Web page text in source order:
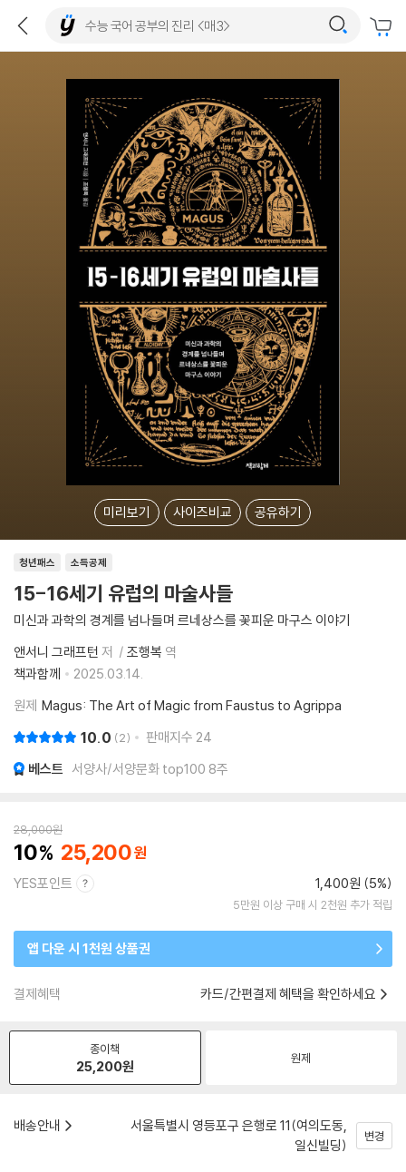
미리보기 사이즈비교 공유하기
소득공제
청년패스
15-16세기 유럽의 마술사들
미신과 과학의 경계를 넘나들며 르네상스를 꽃피운 마구스 이야기
앤서니 그래프턴 저 조행복 역
책과함께
2025.03.14.
원제 Magus: The Art of Magic from Faustus to Agrippa
10.0 2 판매지수 24
베스트 서양사/서양문화 top100 8주
28,000원
10 25,200
YES포인트 1,400원 (5%)
5만원 이상 구매 시 2천원 추가 적립
앱 다운 시 1천원 상품권
결제혜택 카드/간편결제 혜택을 확인하세요
종이책
25,200원 원제
배송안내
서울특별시 영등포구 은행로 11(여의도동,
일신빌딩)
변경